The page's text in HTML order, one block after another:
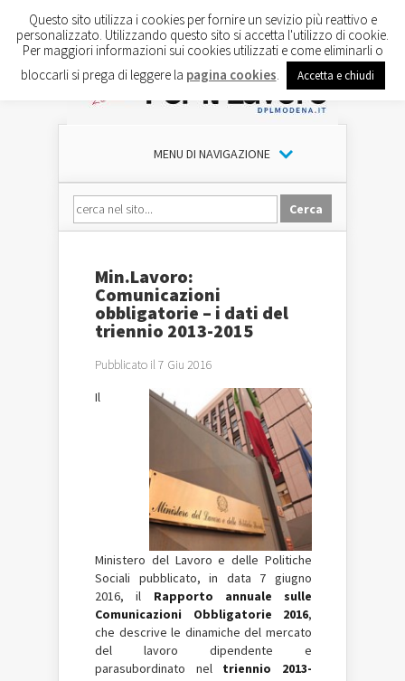
MENU DI NAVIGAZIONE
Min.Lavoro:
Comunicazioni
obbligatorie – i dati del
triennio 2013-2015
Pubblicato il 7 Giu 2016
Il
Ministero del Lavoro e delle Politiche
Sociali pubblicato, in data 7 giugno
2016, il Rapporto annuale sulle
Comunicazioni Obbligatorie 2016,
che descrive le dinamiche del mercato
del lavoro dipendente e
parasubordinato nel triennio 2013-
Questo sito utilizza i cookies per fornire un sevizio più reattivo e
personalizzato. Utilizzando questo sito si accetta l'utilizzo di cookie.
Per maggiori informazioni sui cookies utilizzati e come eliminarli o
bloccarli si prega di leggere la pagina cookies Accetta e chiudi